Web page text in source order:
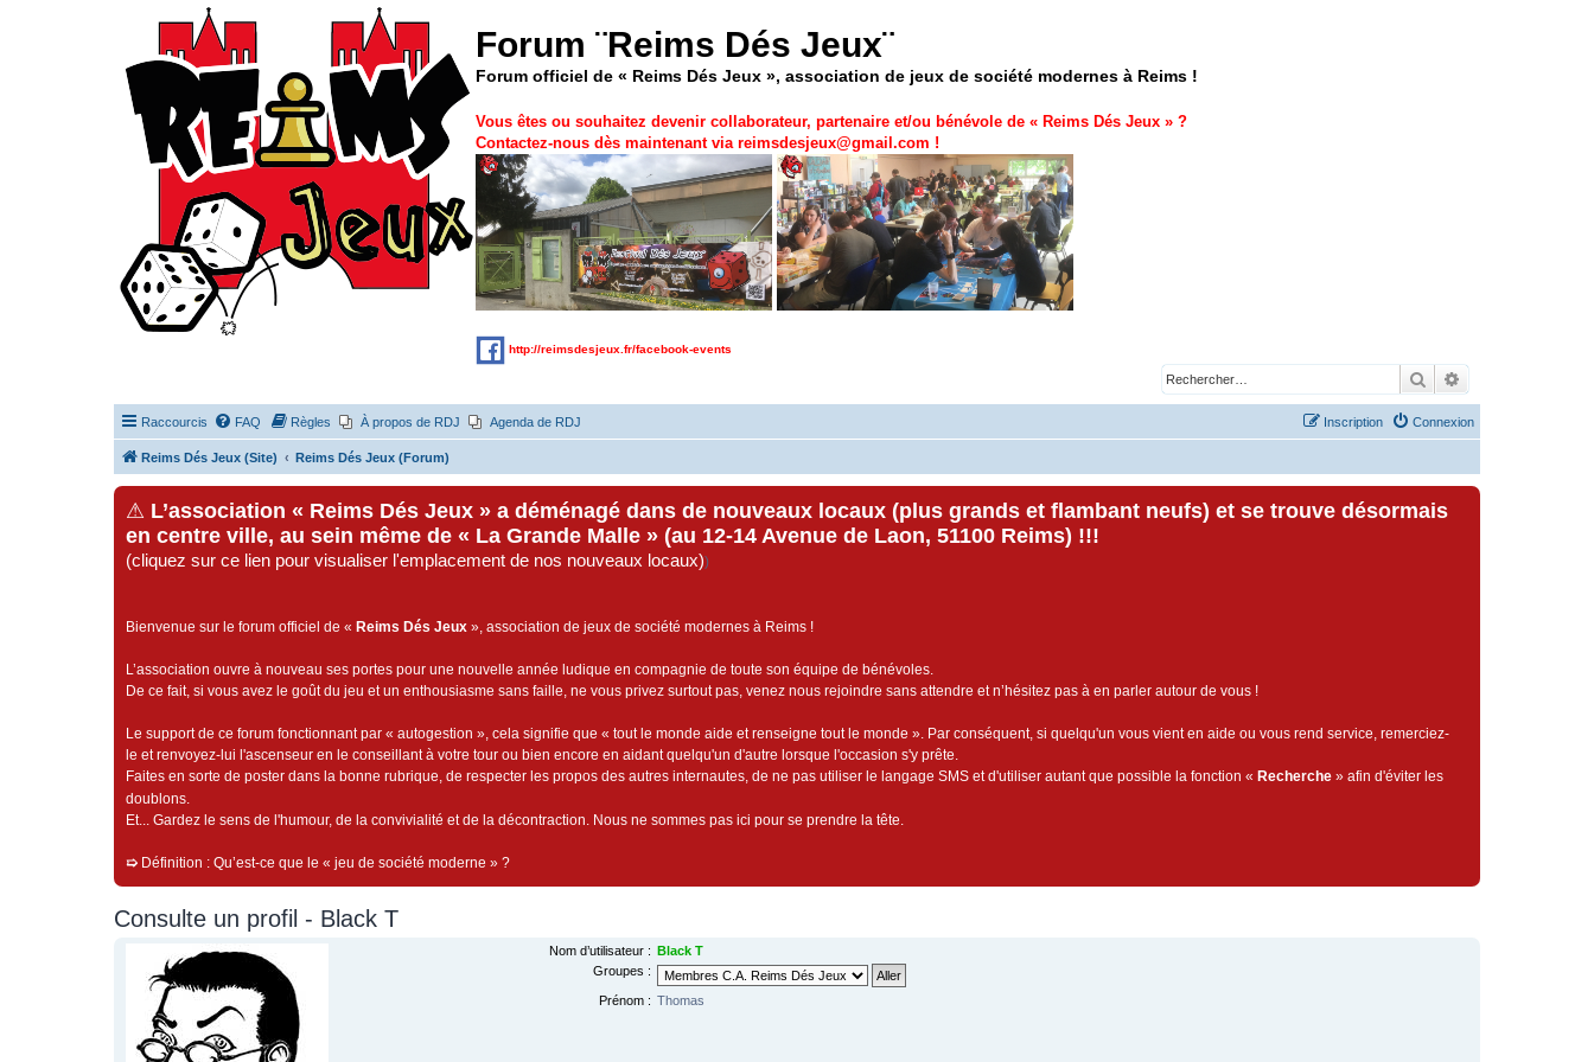
Forum ¨Reims Dés Jeux¨
Forum officiel de « Reims Dés Jeux », association de jeux de société modernes à Reims !
Vous êtes ou souhaitez devenir collaborateur, partenaire et/ou bénévole de « Reims Dés Jeux » ?
Contactez-nous dès maintenant via reimsdesjeux@gmail.com !
http://reimsdesjeux.fr/facebook-events
Rechercher
Raccourcis FAQ Règles À propos de RDJ Agenda de RDJ Connexion
Inscription
Reims Dés Jeux (Site) Reims Dés Jeux (Forum)
⚠ L’association « Reims Dés Jeux » a déménagé dans de nouveaux locaux (plus grands et flambant neufs) et se trouve désormais
en centre ville, au sein même de « La Grande Malle » (au 12-14 Avenue de Laon, 51100 Reims) !!!
(cliquez sur ce lien pour visualiser l'emplacement de nos nouveaux locaux))
Bienvenue sur le forum officiel de « Reims Dés Jeux », association de jeux de société modernes à Reims !
L’association ouvre à nouveau ses portes pour une nouvelle année ludique en compagnie de toute son équipe de bénévoles.
De ce fait, si vous avez le goût du jeu et un enthousiasme sans faille, ne vous privez surtout pas, venez nous rejoindre sans attendre et n’hésitez pas à en parler autour de vous !
Le support de ce forum fonctionnant par « autogestion », cela signifie que « tout le monde aide et renseigne tout le monde ». Par conséquent, si quelqu'un vous vient en aide ou vous rend service, remerciez-
le et renvoyez-lui l'ascenseur en le conseillant à votre tour ou bien encore en aidant quelqu'un d'autre lorsque l'occasion s'y prête.
Faites en sorte de poster dans la bonne rubrique, de respecter les propos des autres internautes, de ne pas utiliser le langage SMS et d'utiliser autant que possible la fonction « Recherche » afin d'éviter les
doublons.
Et... Gardez le sens de l'humour, de la convivialité et de la décontraction. Nous ne sommes pas ici pour se prendre la tête.
➯ Définition : Qu’est-ce que le « jeu de société moderne » ?
Consulte un profil - Black T
Nom d’utilisateur : Black T
Groupes :
Prénom : Thomas